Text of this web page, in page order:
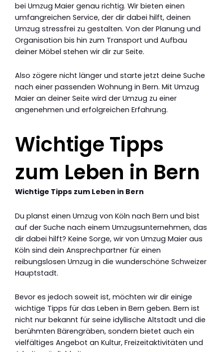
bei Umzug Maier genau richtig. Wir bieten einen
umfangreichen Service, der dir dabei hilft, deinen
Umzug stressfrei zu gestalten. Von der Planung und
Organisation bis hin zum Transport und Aufbau
deiner Möbel stehen wir dir zur Seite.
Also zögere nicht länger und starte jetzt deine Suche
nach einer passenden Wohnung in Bern. Mit Umzug
Maier an deiner Seite wird der Umzug zu einer
angenehmen und erfolgreichen Erfahrung.
Wichtige Tipps
zum Leben in Bern
Wichtige Tipps zum Leben in Bern
Du planst einen Umzug von Köln nach Bern und bist
auf der Suche nach einem Umzugsunternehmen, das
dir dabei hilft? Keine Sorge, wir von Umzug Maier aus
Köln sind dein Ansprechpartner für einen
reibungslosen Umzug in die wunderschöne Schweizer
Hauptstadt.
Bevor es jedoch soweit ist, möchten wir dir einige
wichtige Tipps für das Leben in Bern geben. Bern ist
nicht nur bekannt für seine idyllische Altstadt und die
berühmten Bärengräben, sondern bietet auch ein
vielfältiges Angebot an Kultur, Freizeitaktivitäten und